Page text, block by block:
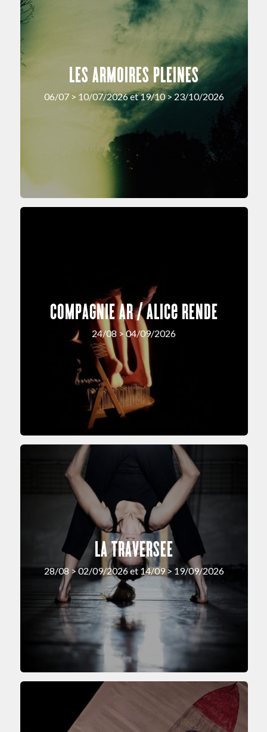
LES ARMOIRES PLEINES
06/07 > 10/07/2026 et 19/10 > 23/10/2026
COMPAGNIE AR / Alice RENDE
24/08 > 04/09/2026
LA TRAVERSEE
28/08 > 02/09/2026 et 14/09 > 19/09/2026